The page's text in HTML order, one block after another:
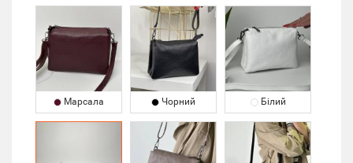
Марсала Чорний Білий